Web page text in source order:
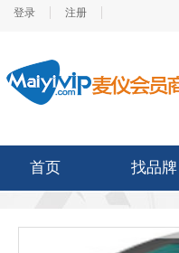
登录 注册
首页 找品牌